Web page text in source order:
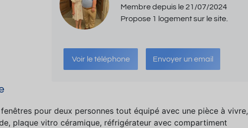
Membre depuis le 21/07/2024
Propose 1 logement sur le site.
Voir le téléphone Envoyer un email
pour deux personnes tout équipé avec une pièce à vivre,
plaque vitro céramique, réfrigérateur avec compartiment